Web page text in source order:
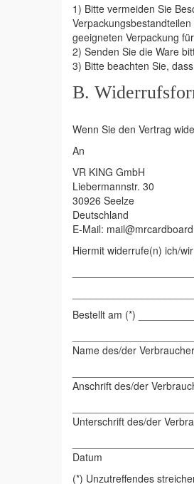
1) Bitte vermeiden Sie
geeigneten Verpackung
2) Senden Sie die Ware
3) Bitte beachten Sie,
B.
Wenn Sie den Vertrag
An
VR KING GmbH
Liebermannstr. 30
30926 Seelze
Deutschland
E-Mail:
Hiermit widerrufe(n) ich/
Bestellt am (*)
Name des/der
Anschrift des/der
Unterschrift des/der
Datum
(*) Unzutreffendes